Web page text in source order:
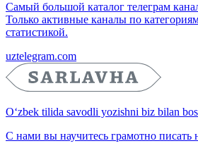
Самый большой каталог телеграм
Только активные каналы по
статистикой.
uztelegram.com
O‘zbek tilida savodli yozishni biz bilan
С нами вы научитесь грамотно писать